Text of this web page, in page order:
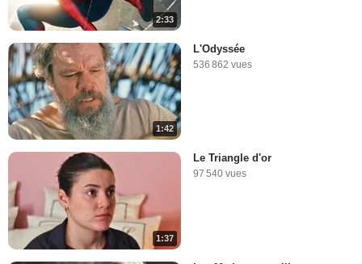
2:33
1:42
L'Odyssée
536 862 vues
1:37
Le Triangle d'or
97 540 vues